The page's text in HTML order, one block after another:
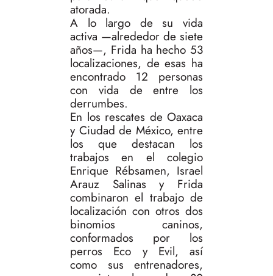
atorada.
A lo largo de su vida
activa —alrededor de siete
años—, Frida ha hecho 53
localizaciones, de esas ha
encontrado 12 personas
con vida de entre los
derrumbes.
En los rescates de Oaxaca
y Ciudad de México, entre
los que destacan los
trabajos en el colegio
Enrique Rébsamen, Israel
Arauz Salinas y Frida
combinaron el trabajo de
localización con otros dos
binomios caninos,
conformados por los
perros Eco y Evil, así
como sus entrenadores,